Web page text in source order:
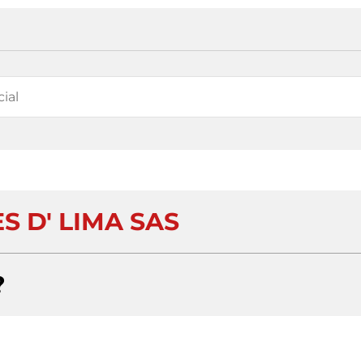
D' LIMA SAS